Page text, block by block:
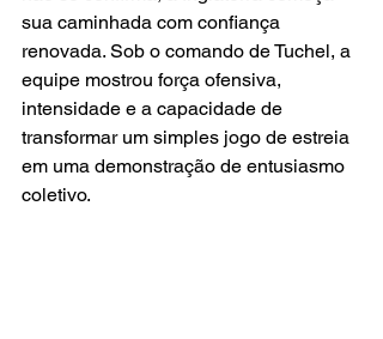
sua caminhada com confiança
renovada. Sob o comando de Tuchel, a
equipe mostrou força ofensiva,
intensidade e a capacidade de
transformar um simples jogo de estreia
em uma demonstração de entusiasmo
coletivo.